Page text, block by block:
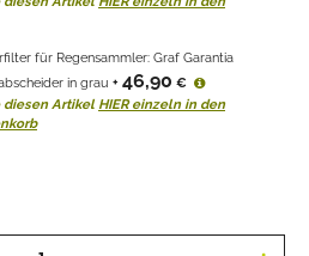
für Regensammler: Graf Garantia
in grau + 46,90 €
diesen Artikel HIER einzeln in den